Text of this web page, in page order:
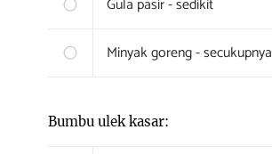
Gula pasir - sedikit
Minyak goreng - secukupnya
Bumbu ulek kasar: